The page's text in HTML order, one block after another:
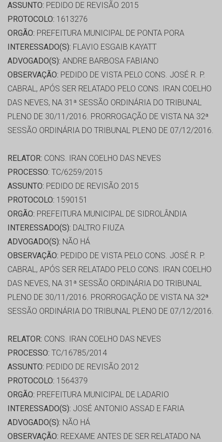
ASSUNTO: PEDIDO DE REVISÃO 2015
PROTOCOLO: 1613276
ORGÃO: PREFEITURA MUNICIPAL DE PONTA PORA
INTERESSADO(S): FLAVIO ESGAIB KAYATT
ADVOGADO(S): ANDRE BARBOSA FABIANO
OBSERVAÇÃO: PEDIDO DE VISTA PELO CONS. JOSÉ R. P.
CABRAL, APÓS SER RELATADO PELO CONS. IRAN COELHO
DAS NEVES, NA 31ª SESSÃO ORDINÁRIA DO TRIBUNAL
PLENO DE 30/11/2016. PRORROGAÇÃO DE VISTA NA 32ª
SESSÃO ORDINÁRIA DO TRIBUNAL PLENO DE 07/12/2016.
RELATOR: CONS. IRAN COELHO DAS NEVES
PROCESSO: TC/6259/2015
ASSUNTO: PEDIDO DE REVISÃO 2015
PROTOCOLO: 1590151
ORGÃO: PREFEITURA MUNICIPAL DE SIDROLÂNDIA
INTERESSADO(S): DALTRO FIUZA
ADVOGADO(S): NÃO HÁ
OBSERVAÇÃO: PEDIDO DE VISTA PELO CONS. JOSÉ R. P.
CABRAL, APÓS SER RELATADO PELO CONS. IRAN COELHO
DAS NEVES, NA 31ª SESSÃO ORDINÁRIA DO TRIBUNAL
PLENO DE 30/11/2016. PRORROGAÇÃO DE VISTA NA 32ª
SESSÃO ORDINÁRIA DO TRIBUNAL PLENO DE 07/12/2016.
RELATOR: CONS. IRAN COELHO DAS NEVES
PROCESSO: TC/16785/2014
ASSUNTO: PEDIDO DE REVISÃO 2012
PROTOCOLO: 1564379
ORGÃO: PREFEITURA MUNICIPAL DE LADARIO
INTERESSADO(S): JOSÉ ANTONIO ASSAD E FARIA
ADVOGADO(S): NÃO HÁ
OBSERVAÇÃO: REEXAME ANTES DE SER RELATADO NA